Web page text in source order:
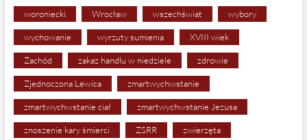
woroniecki Wrocław wszechświat wybory
wychowanie wyrzuty sumienia XVIII wiek
Zachód zakaz handlu w niedziele zdrowie
Zjednoczona Lewica zmartwychwstanie
zmartwychwstanie ciał zmartwychwstanie Jezusa
znoszenie kary śmierci ZSRR zwierzęta